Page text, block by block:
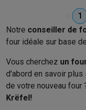
1
Notre conseiller de
four idéale sur base
Vous cherchez un
d'abord en savoir plus
de votre nouveau four
Krëfel!